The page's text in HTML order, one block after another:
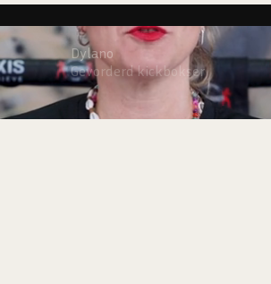
Dylano
Gevorderd kickbokser